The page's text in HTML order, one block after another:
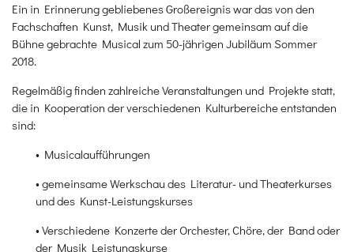
Ein in Erinnerung gebliebenes Großereignis war das von den
Fachschaften Kunst, Musik und Theater gemeinsam auf die
Bühne gebrachte Musical zum 50-jährigen Jubiläum Sommer
2018.
Regelmäßig finden zahlreiche Veranstaltungen und Projekte statt,
die in Kooperation der verschiedenen Kulturbereiche entstanden
sind:
• Musicalaufführungen
• gemeinsame Werkschau des Literatur- und Theaterkurses
und des Kunst-Leistungskurses
• Verschiedene Konzerte der Orchester, Chöre, der Band oder
der Musik Leistungskurse